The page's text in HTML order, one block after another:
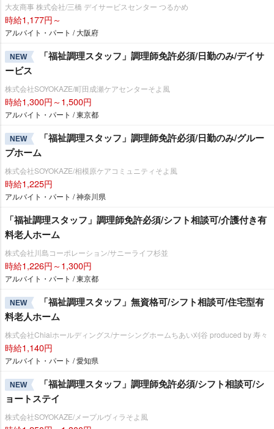
大友商事 株式会社/三橋 デイサービスセンター つるかめ
時給1,177円～
アルバイト・パート / 大阪府
NEW
「福祉調理スタッフ」調理師免許必須/日勤のみ/デイサ
ービス
株式会社SOYOKAZE/町田成瀬ケアセンターそよ風
時給1,300円～1,500円
アルバイト・パート / 東京都
NEW
「福祉調理スタッフ」調理師免許必須/日勤のみ/グルー
プホーム
株式会社SOYOKAZE/相模原ケアコミュニティそよ風
時給1,225円
アルバイト・パート / 神奈川県
「福祉調理スタッフ」調理師免許必須/シフト相談可/介護付き有
料老人ホーム
株式会社川島コーポレーション/サニーライフ杉並
時給1,226円～1,300円
アルバイト・パート / 東京都
NEW
「福祉調理スタッフ」無資格可/シフト相談可/住宅型有
料老人ホーム
株式会社Chiaiホールディングス/ナーシングホームちあい刈谷 produced by 寿々
時給1,140円
アルバイト・パート / 愛知県
NEW
「福祉調理スタッフ」調理師免許必須/シフト相談可/シ
ョートステイ
株式会社SOYOKAZE/メープルヴィラそよ風